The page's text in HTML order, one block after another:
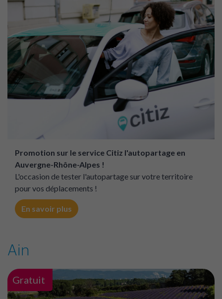
Promotion sur le service Citiz l'autopartage en
Auvergne-Rhône-Alpes !
L'occasion de tester l'autopartage sur votre territoire
pour vos déplacements !
En savoir plus
Ain
Gratuit